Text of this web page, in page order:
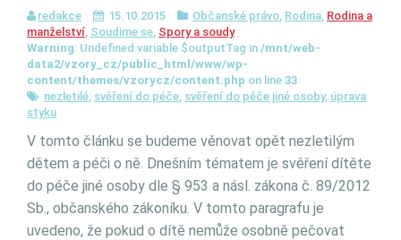
redakce 15.10.2015 Občanské právo, Rodina, Rodina a
manželství, Soudime se, Spory a soudy
Warning: Undefined variable $outputTag in /mnt/web-
data2/vzory_cz/public_html/www/wp-
content/themes/vzorycz/content.php on line 33
nezletilé, svěření do péče, svěření do péče jiné osoby, úprava
styku
V tomto článku se budeme věnovat opět nezletilým
dětem a péči o ně. Dnešním tématem je svěření dítěte
do péče jiné osoby dle § 953 a násl. zákona č. 89/2012
Sb., občanského zákoníku. V tomto paragrafu je
uvedeno, že pokud o dítě nemůže osobně pečovat